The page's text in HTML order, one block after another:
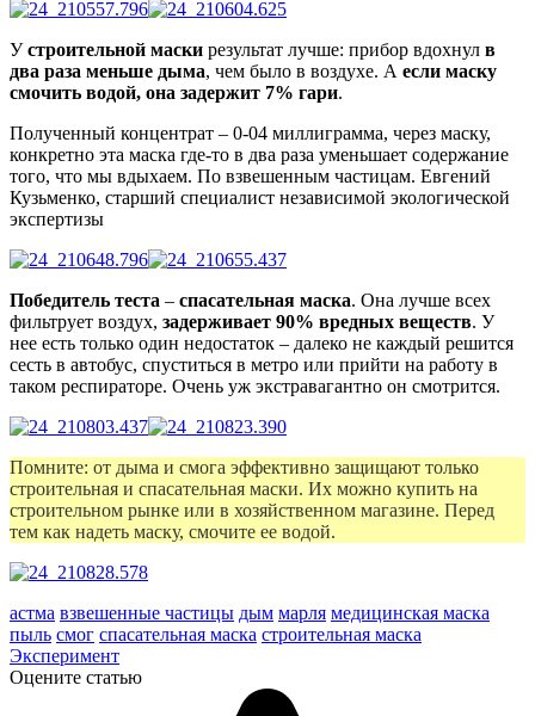
Устроительной маски результат лучше: прибор вдохнул в
два раза меньше дыма, чем было в воздухе. А если маску
смочить водой, она задержит 7% гари.
Полученный концентрат – 0-04 миллиграмма, через маску,
конкретно эта маска где-то в два раза уменьшает содержание
того, что мы вдыхаем. По взвешенным частицам. Евгений
Кузьменко, старший специалист независимой экологической
экспертизы
Победитель теста – спасательная маска. Она лучше всех
фильтрует воздух, задерживает 90% вредных веществ. У
нее есть только один недостаток – далеко не каждый решится
сесть в автобус, спуститься в метро или прийти на работу в
таком респираторе. Очень уж экстравагантно он смотрится.
Помните: от дыма и смога эффективно защищают только
строительная и спасательная маски. Их можно купить на
строительном рынке или в хозяйственном магазине. Перед
тем как надеть маску, смочите ее водой.
астма взвешенные частицы дым марля медицинская маска
пыль смог спасательная маска строительная маска
Эксперимент
Оцените статью